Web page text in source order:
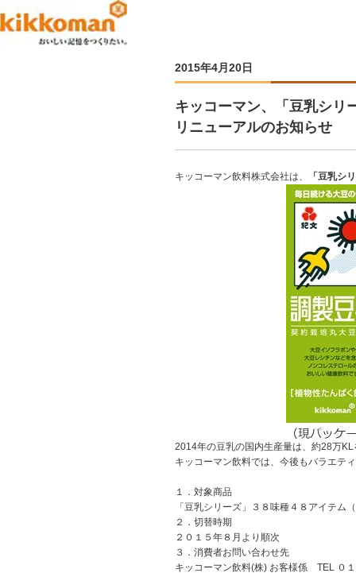
2015年4月20日
キッコーマン、「豆乳シリ
リニューアルのお知らせ
キッコーマン飲料株式会社は、 「豆乳シ
2014年の豆乳の国内生産量は、約28万
キッコーマン飲料では、今後もバラエテ
１．対象商品
「豆乳シリーズ」３８味種４８アイテム
２．切替時期
２０１５年８月より順次
３．消費者お問い合わせ先
キッコーマン飲料(株) お客様係 TEL ０１